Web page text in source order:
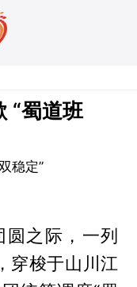
“蜀道班
稳定”
圆之际，一列
穿梭于山川江